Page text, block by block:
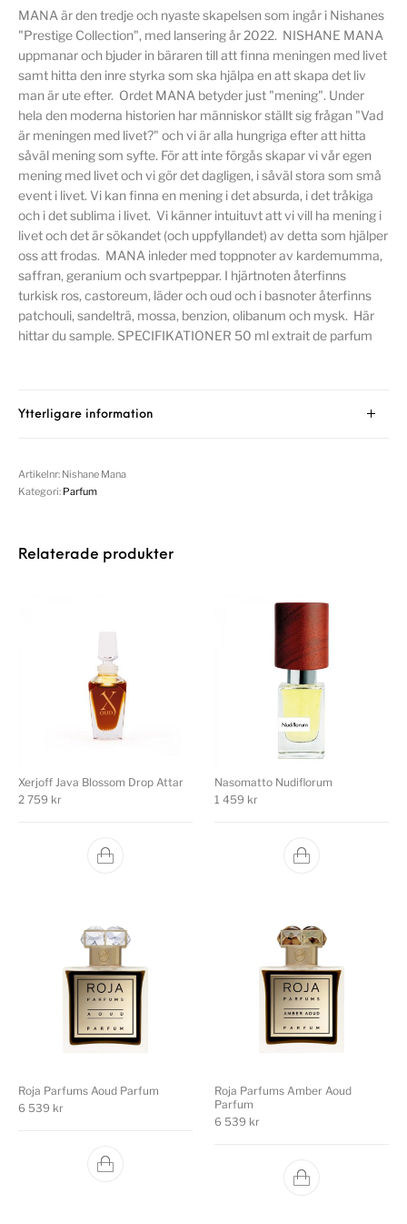
MANA är den tredje och nyaste skapelsen som ingår i Nishanes
"Prestige Collection", med lansering år 2022. NISHANE MANA
uppmanar och bjuder in bäraren till att finna meningen med livet
samt hitta den inre styrka som ska hjälpa en att skapa det liv
man är ute efter. Ordet MANA betyder just "mening". Under
hela den moderna historien har människor ställt sig frågan "Vad
är meningen med livet?" och vi är alla hungriga efter att hitta
såväl mening som syfte. För att inte förgås skapar vi vår egen
mening med livet och vi gör det dagligen, i såväl stora som små
event i livet. Vi kan finna en mening i det absurda, i det tråkiga
och i det sublima i livet. Vi känner intuituvt att vi vill ha mening i
livet och det är sökandet (och uppfyllandet) av detta som hjälper
oss att frodas. MANA inleder med toppnoter av kardemumma,
saffran, geranium och svartpeppar. I hjärtnoten återfinns
turkisk ros, castoreum, läder och oud och i basnoter återfinns
patchouli, sandelträ, mossa, benzion, olibanum och mysk. Här
hittar du sample. SPECIFIKATIONER 50 ml extrait de parfum
Ytterligare information
Artikelnr: Nishane Mana
Kategori: Parfum
Relaterade produkter
Xerjoff Java Blossom Drop Attar
2 759 kr
Nasomatto Nudiflorum
1 459 kr
Roja Parfums Aoud Parfum
6 539 kr
Roja Parfums Amber Aoud
Parfum
6 539 kr